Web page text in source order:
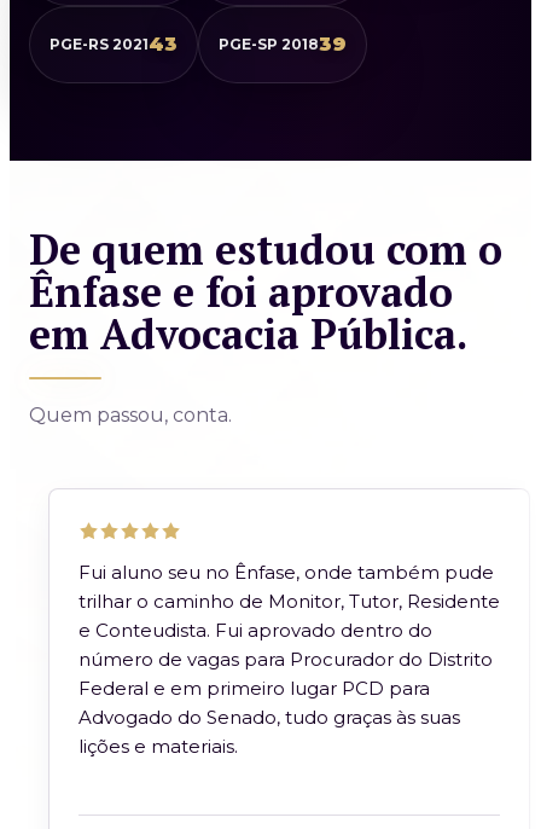
PGE-RS 202143 PGE-SP 201839
De quem estudou com o
Ênfase e foi aprovado
em Advocacia Pública.
Quem passou, conta.
Fui aluno seu no Ênfase, onde também pude
trilhar o caminho de Monitor, Tutor, Residente
e Conteudista. Fui aprovado dentro do
número de vagas para Procurador do Distrito
Federal e em primeiro lugar PCD para
Advogado do Senado, tudo graças às suas
lições e materiais.